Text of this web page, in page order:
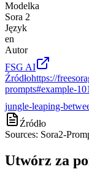
Modelka
Sora 2
Język
en
Autor
FSG AI
Źródłohttps://
prompts#example-
jungle-leaping-
Źródło
Sources: Sora2-
Utwórz za